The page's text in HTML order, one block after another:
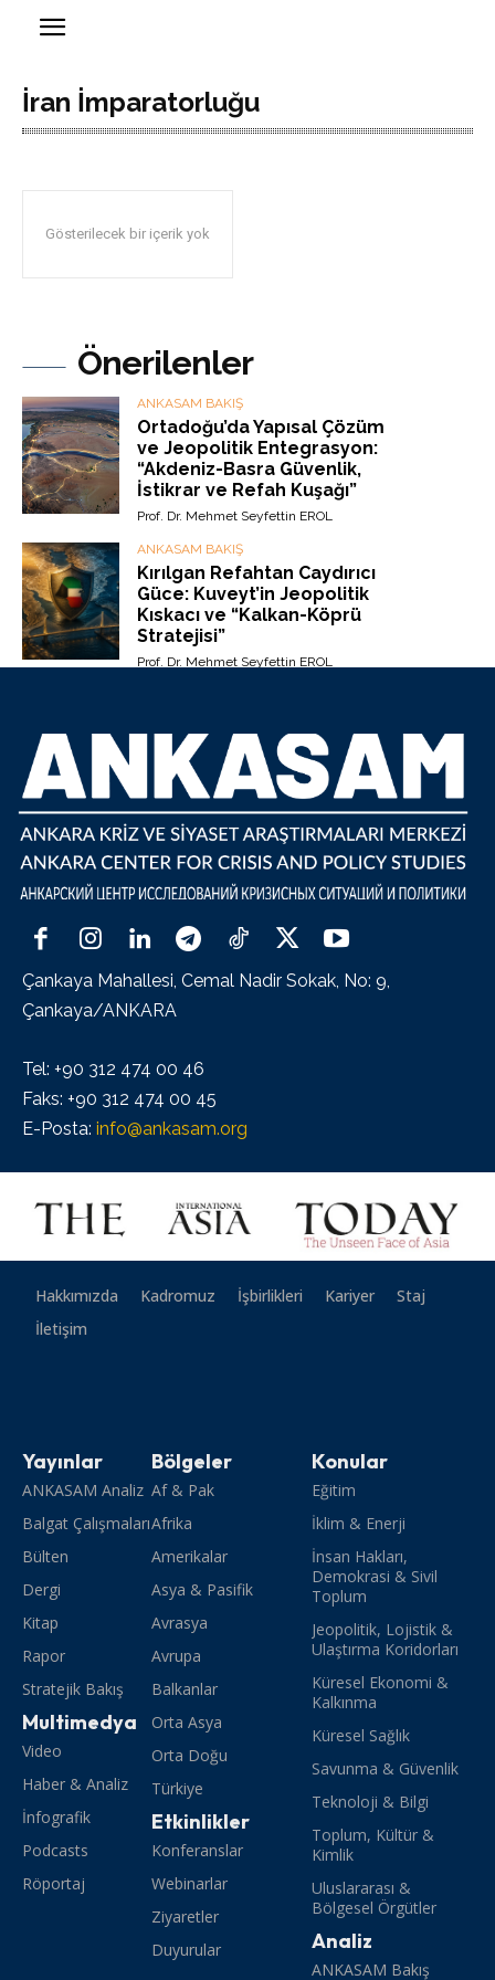
İran İmparatorluğu
Gösterilecek bir içerik yok
Önerilenler
ANKASAM BAKIŞ
Ortadoğu’da Yapısal Çözüm
ve Jeopolitik Entegrasyon:
“Akdeniz-Basra Güvenlik,
İstikrar ve Refah Kuşağı”
Prof. Dr. Mehmet Seyfettin EROL
ANKASAM BAKIŞ
Kırılgan Refahtan Caydırıcı
Güce: Kuveyt’in Jeopolitik
Kıskacı ve “Kalkan-Köprü
Stratejisi”
Prof. Dr. Mehmet Seyfettin EROL
Çankaya Mahallesi, Cemal Nadir Sokak, No: 9,
Çankaya/ANKARA
Tel: +90 312 474 00 46
Faks: +90 312 474 00 45
E-Posta: info@ankasam.org
Hakkımızda Kadromuz İşbirlikleri Kariyer
Staj
İletişim
Yayınlar
ANKASAM Analiz
Balgat Çalışmaları
Bülten
Dergi
Kitap
Rapor
Stratejik Bakış
Multimedya
Video
Haber & Analiz
İnfografik
Podcasts
Röportaj
Bölgeler
Af & Pak
Afrika
Amerikalar
Asya & Pasifik
Avrasya
Avrupa
Balkanlar
Orta Asya
Orta Doğu
Türkiye
Etkinlikler
Konferanslar
Webinarlar
Ziyaretler
Duyurular
Konular
Eğitim
İklim & Enerji
İnsan Hakları,
Demokrasi & Sivil
Toplum
Jeopolitik, Lojistik &
Ulaştırma Koridorları
Küresel Ekonomi &
Kalkınma
Küresel Sağlık
Savunma & Güvenlik
Teknoloji & Bilgi
Toplum, Kültür &
Kimlik
Uluslararası &
Bölgesel Örgütler
Analiz
ANKASAM Bakış